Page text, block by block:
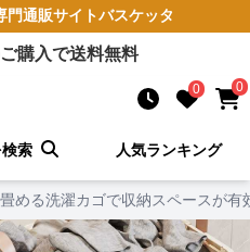
門通販サイトバスケッタ
購入で送料無料
0 0
索 人気ランキング
畳める洗濯カゴで収納スペースが